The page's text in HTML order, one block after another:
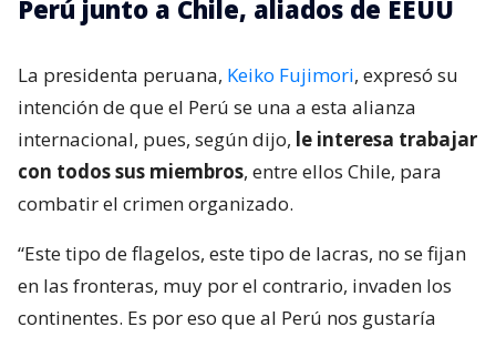
Perú junto a Chile, aliados de EEUU
La presidenta peruana, Keiko Fujimori, expresó su
intención de que el Perú se una a esta alianza
internacional, pues, según dijo, le interesa trabajar
con todos sus miembros, entre ellos Chile, para
combatir el crimen organizado.
“Este tipo de flagelos, este tipo de lacras, no se fijan
en las fronteras, muy por el contrario, invaden los
continentes. Es por eso que al Perú nos gustaría